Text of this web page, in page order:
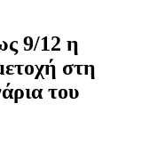
9/12 η
στη
του